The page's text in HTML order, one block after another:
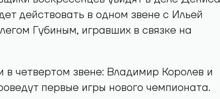
действовать в одном звене с Ильей
Губиным, игравших в связке на
в четвертом звене: Владимир Королев и
первые игры нового чемпионата.